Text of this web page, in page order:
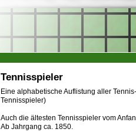
Tennisspieler
Eine alphabetische Auflistung aller
Tennisspieler)
Auch die ältesten Tennisspieler vom
Ab Jahrgang ca. 1850.